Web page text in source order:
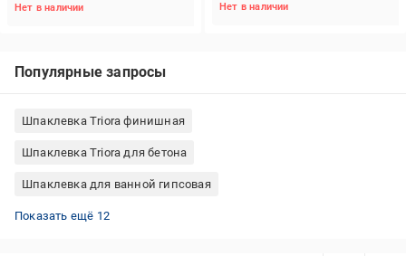
Нет в наличии Нет в наличии
Популярные запросы
Шпаклевка Triora финишная
Шпаклевка Triora для бетона
Шпаклевка для ванной гипсовая
Шпаклевка Element акриловая
Шпаклевка Master ® гипсовая
Шпаклевка Knauf финишная
Шпаклевка Dufa акриловая
Шпаклевка SEMIN для откосов
Шпаклевка под покраску цементная
Шпаклевка Aura® универсальная
Шпаклевка Elite Gips под обои
Шпаклевка для откосов известковая
Шпаклевка Sniezka для бетона
Шпаклевка Aura® паропроницаемая
Шпаклевка финишная Турция
Показать ещё 12